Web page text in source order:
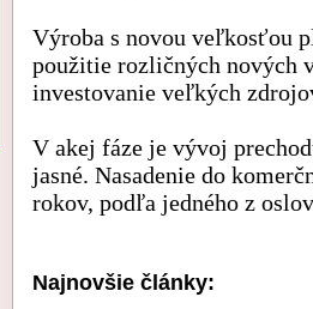
Výroba s novou veľkosťou
použitie rozličných nových
investovanie veľkých
V akej fáze je vývoj
jasné. Nasadenie do
rokov, podľa jedného z
Najnovšie články: